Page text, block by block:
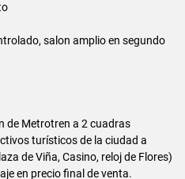
salon amplio en segundo
de Metrotren a 2 cuadras
turísticos de la ciudad a
de Viña, Casino, reloj de Flores)
en precio final de venta.